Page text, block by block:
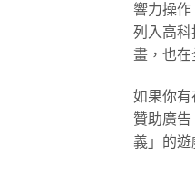
響力操作
列入高科
畫，也在
如果你有
贊助廣
義」的遊